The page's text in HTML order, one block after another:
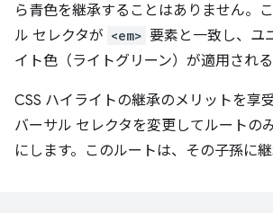
ら青色を継承することはありません。
ル セレクタが <em> 要素と一致し、ユ
イト色（ライトグリーン）が適用される
CSS ハイライトの継承のメリットを享
バーサル セレクタを変更してルートの
にします。このルートは、その子孫に継